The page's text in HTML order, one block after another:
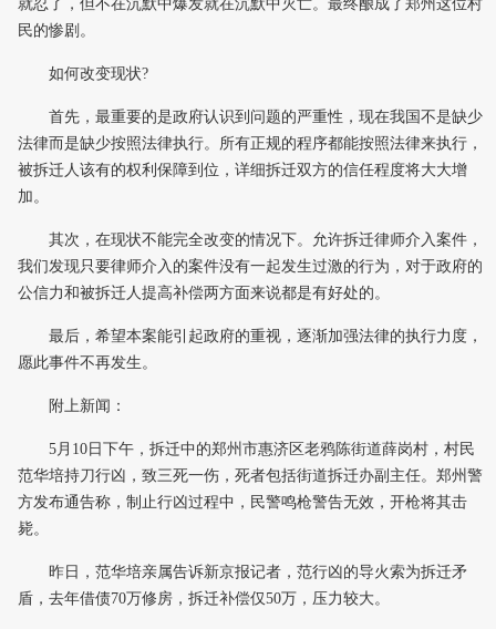
就忍了，但不在沉默中爆发就在沉默中灭亡。最终酿成了郑州这位村
民的惨剧。
如何改变现状?
首先，最重要的是政府认识到问题的严重性，现在我国不是缺少
法律而是缺少按照法律执行。所有正规的程序都能按照法律来执行，
被拆迁人该有的权利保障到位，详细拆迁双方的信任程度将大大增
加。
其次，在现状不能完全改变的情况下。允许拆迁律师介入案件，
我们发现只要律师介入的案件没有一起发生过激的行为，对于政府的
公信力和被拆迁人提高补偿两方面来说都是有好处的。
最后，希望本案能引起政府的重视，逐渐加强法律的执行力度，
愿此事件不再发生。
附上新闻：
5月10日下午，拆迁中的郑州市惠济区老鸦陈街道薛岗村，村民
范华培持刀行凶，致三死一伤，死者包括街道拆迁办副主任。郑州警
方发布通告称，制止行凶过程中，民警鸣枪警告无效，开枪将其击
毙。
昨日，范华培亲属告诉新京报记者，范行凶的导火索为拆迁矛
盾，去年借债70万修房，拆迁补偿仅50万，压力较大。